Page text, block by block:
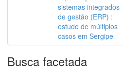
sistemas integrados
de gestão (ERP) :
estudo de múltiplos
casos em Sergipe
Busca facetada